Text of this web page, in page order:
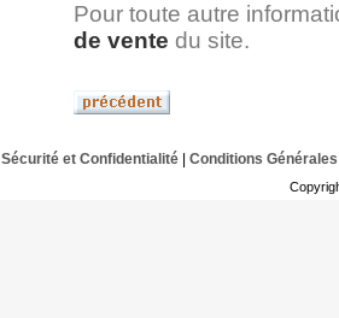
Pour toute autre
de vente du site.
Sécurité et Confidentialité| Conditions Générales